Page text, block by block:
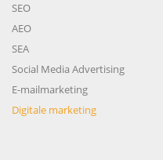
SEO
AEO
SEA
Social Media Advertising
E-mailmarketing
Digitale marketing